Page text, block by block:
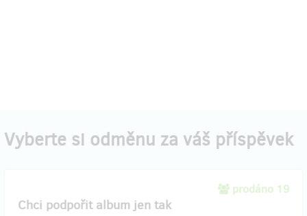
Vyberte si odměnu za váš příspěvek
prodáno 19
Chci podpořit album jen tak